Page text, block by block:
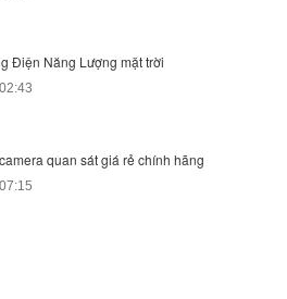
Điện Năng Lượng mặt trời
quan sát giá rẻ chính hãng